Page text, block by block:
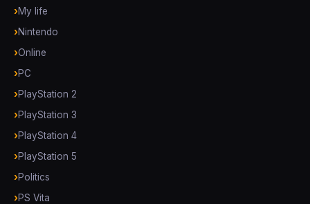
My life
Nintendo
Online
PC
PlayStation 2
PlayStation 3
PlayStation 4
PlayStation 5
Politics
PS Vita